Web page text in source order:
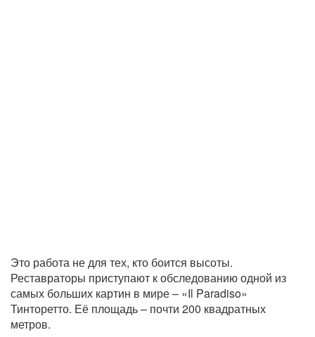
Это работа не для тех, кто боится высоты.
Реставраторы приступают к обследованию одной из
самых больших картин в мире – «Il Paradiso»
Тинторетто. Её площадь – почти 200 квадратных
метров.